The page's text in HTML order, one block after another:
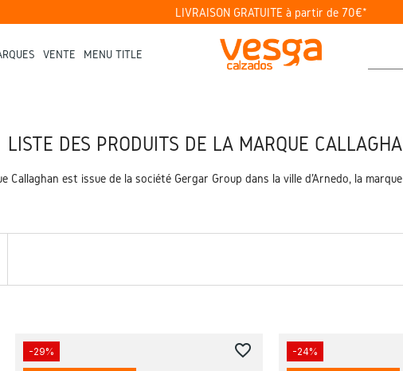
LIVRAISON GRATUITE à partir de 70€*
VENTE MENU TITLE
LISTE DES PRODUITS DE LA MARQUE
Callaghan est issue de la société Gergar Group dans la ville d'Arnedo, la
-29% favorite_border -24%